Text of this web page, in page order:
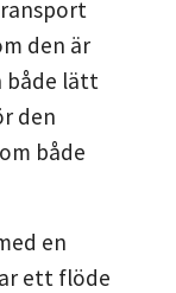
den är
både lätt
den
både
en
ett flöde